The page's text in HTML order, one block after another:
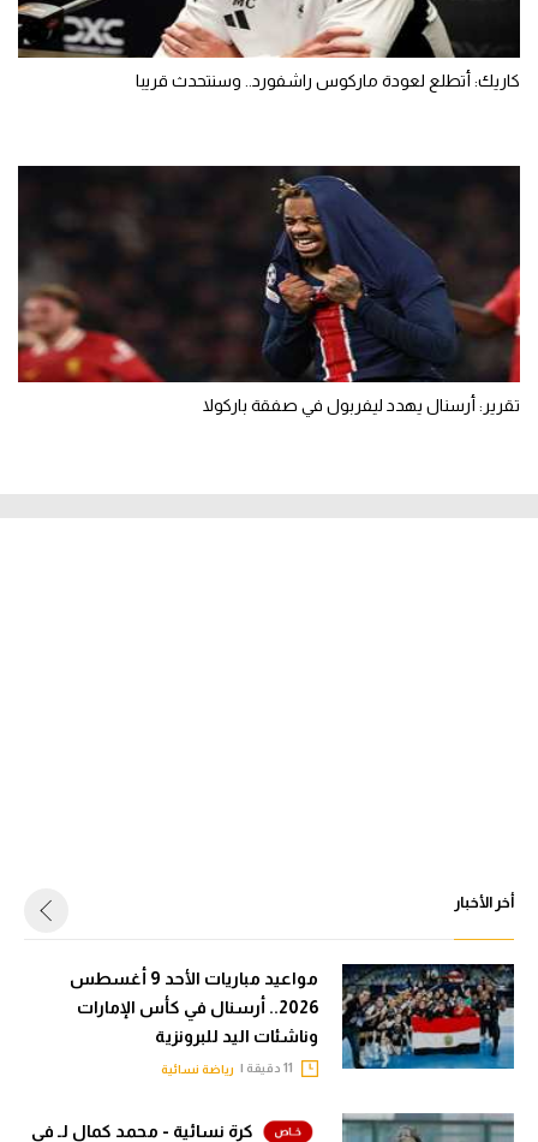
كاريك: أتطلع لعودة ماركوس راشفورد.. وسنتحدث قريبا
تقرير: أرسنال يهدد ليفربول في صفقة باركولا
أخر الأخبار
مواعيد مباريات الأحد 9 أغسطس
2026.. أرسنال في كأس الإمارات
وناشئات اليد للبرونزية
رياضة نسائية
كرة نسائية - محمد كمال لـ في